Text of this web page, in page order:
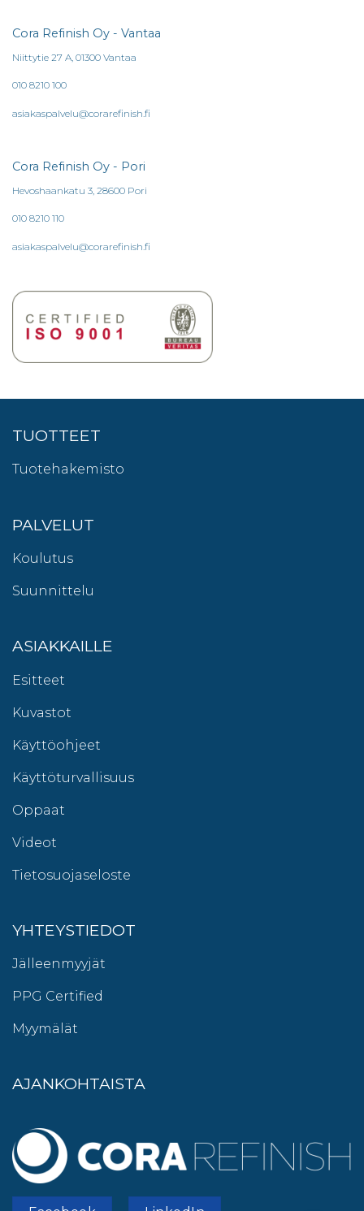
Cora Refinish Oy - Vantaa
Niittytie 27 A, 01300 Vantaa
010 8210 100
asiakaspalvelu@corarefinish.fi
Cora Refinish Oy - Pori
Hevoshaankatu 3, 28600 Pori
010 8210 110
asiakaspalvelu@corarefinish.fi
TUOTTEET
Tuotehakemisto
PALVELUT
Koulutus
Suunnittelu
ASIAKKAILLE
Esitteet
Kuvastot
Käyttöohjeet
Käyttöturvallisuus
Oppaat
Videot
Tietosuojaseloste
YHTEYSTIEDOT
Jälleenmyyjät
PPG Certified
Myymälät
AJANKOHTAISTA